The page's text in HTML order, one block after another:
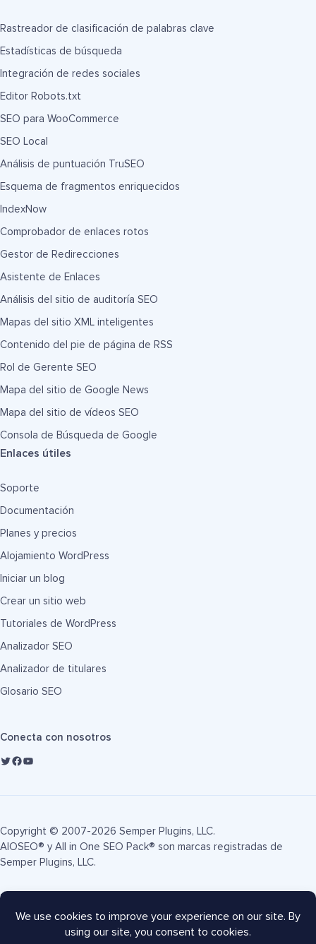
Rastreador de clasificación de palabras clave
Estadísticas de búsqueda
Integración de redes sociales
Editor Robots.txt
SEO para WooCommerce
SEO Local
Análisis de puntuación TruSEO
Esquema de fragmentos enriquecidos
IndexNow
Comprobador de enlaces rotos
Gestor de Redirecciones
Asistente de Enlaces
Análisis del sitio de auditoría SEO
Mapas del sitio XML inteligentes
Contenido del pie de página de RSS
Rol de Gerente SEO
Mapa del sitio de Google News
Mapa del sitio de vídeos SEO
Consola de Búsqueda de Google
Enlaces útiles
Soporte
Documentación
Planes y precios
Alojamiento WordPress
Iniciar un blog
Crear un sitio web
Tutoriales de WordPress
Analizador SEO
Analizador de titulares
Glosario SEO
Conecta con nosotros
Copyright © 2007-2026 Semper Plugins, LLC.
AIOSEO® y All in One SEO Pack® son marcas registradas de
Semper Plugins, LLC.
Términos de servicio
Divulgación FTC
Mapa del sitio Cupón AIOSEO